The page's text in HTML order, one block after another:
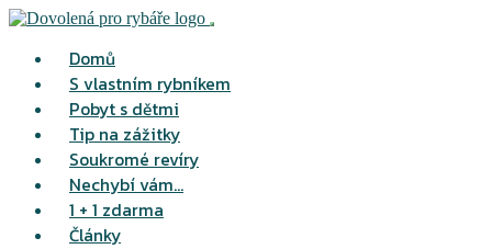
Domů
S vlastním rybníkem
Pobyt s dětmi
Tip na zážitky
Soukromé revíry
Nechybí vám...
1 + 1 zdarma
Články